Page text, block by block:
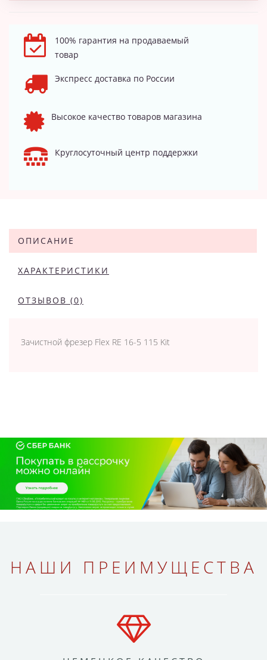
100% гарантия на продаваемый
товар
Экспресс доставка по России
Высокое качество товаров магазина
Круглосуточный центр поддержки
ОПИСАНИЕ
ХАРАКТЕРИСТИКИ
ОТЗЫВОВ (0)
Зачистной фрезер Flex RE 16-5 115 Kit
НАШИ ПРЕИМУЩЕСТВА